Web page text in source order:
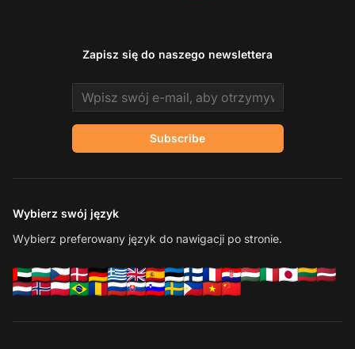
Zapisz się do naszego newslettera
Email address
Subscribe
Wybierz swój język
Wybierz preferowany język do nawigacji po stronie.